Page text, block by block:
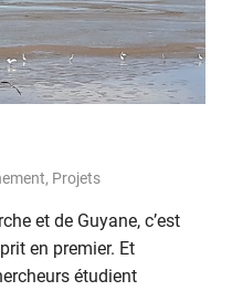
, Projets
et de Guyane, c’est
en premier. Et
étudient